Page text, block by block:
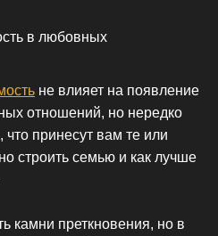
не влияет на появление
отношений, но нередко
что принесут вам те или
строить семью и как лучше
камни преткновения, но в